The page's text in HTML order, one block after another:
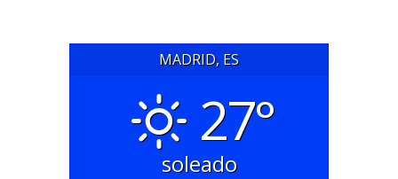
MADRID, ES
27°
soleado